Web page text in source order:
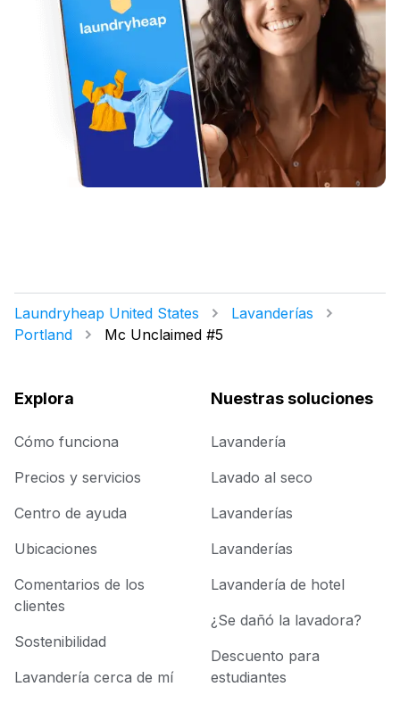
Laundryheap United States
Lavanderías
Portland
Mc Unclaimed #5
Explora
Cómo funciona
Precios y servicios
Centro de ayuda
Ubicaciones
Comentarios de los
clientes
Sostenibilidad
Lavandería cerca de mí
Nuestras soluciones
Lavandería
Lavado al seco
Lavanderías
Lavanderías
Lavandería de hotel
¿Se dañó la lavadora?
Descuento para
estudiantes